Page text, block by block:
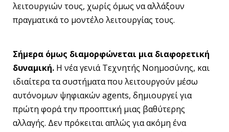
λειτουργιών τους, χωρίς όμως να αλλάξουν
πραγματικά το μοντέλο λειτουργίας τους.
Σήμερα όμως διαμορφώνεται μια διαφορετική
δυναμική. Η νέα γενιά Tεχνητής Nοημοσύνης, και
ιδιαίτερα τα συστήματα που λειτουργούν μέσω
αυτόνομων ψηφιακών agents, δημιουργεί για
πρώτη φορά την προοπτική μιας βαθύτερης
αλλαγής. Δεν πρόκειται απλώς για ακόμη ένα